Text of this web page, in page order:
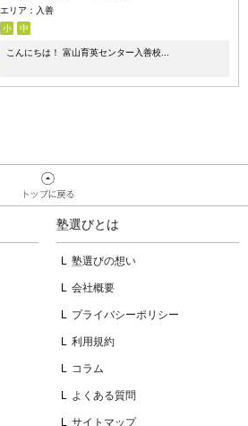
エリア：入善
小
中
こんにちは！ 富山育英センター入善校...
塾選びとは
塾選びの想い
会社概要
プライバシーポリシー
利用規約
コラム
よくある質問
サイトマップ